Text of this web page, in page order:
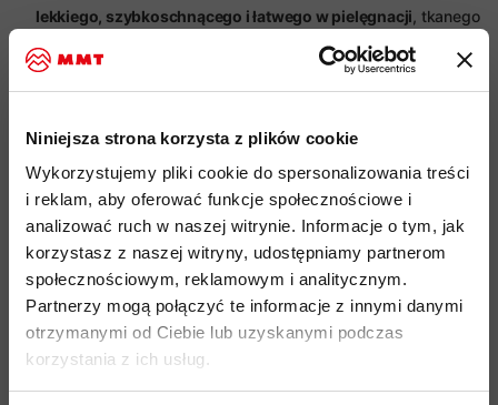
Niniejsza strona korzysta z plików cookie
Wykorzystujemy pliki cookie do spersonalizowania treści
i reklam, aby oferować funkcje społecznościowe i
analizować ruch w naszej witrynie. Informacje o tym, jak
korzystasz z naszej witryny, udostępniamy partnerom
społecznościowym, reklamowym i analitycznym.
Partnerzy mogą połączyć te informacje z innymi danymi
otrzymanymi od Ciebie lub uzyskanymi podczas
korzystania z ich usług.
lekkiego, szybkoschnącego i łatwego w pielęgnacji, tkanego
materiału wykonanego z poliamidu o gramaturze 110g/m2
zapinana na plastikowe, zatrzaskowe guziki ułatwiające
wyjątkowo lekka oraz wysoce kompresyjna, dzięki czemu
zajmuje niewiele miejsca w plecaku
2 klasyczne kieszonki na piersi zapinane na zatrzaskowy
guzik
kieszonka na lewej piersi wyposażona w mniejszą
wewnętrzną dedykowaną na długopis, klapka kryjąca
kieszeń została specjalnie przeszyta aby chować długopis
bez otwierania kieszeni